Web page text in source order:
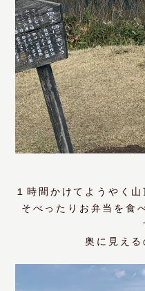
１時間かけてようやく
そべったりお弁当を食
奥に見える